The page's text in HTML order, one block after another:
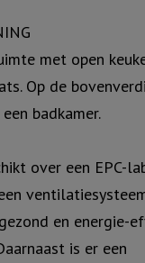
met open
Op de
badkamer.
over een EPC-
en energie-
is er een